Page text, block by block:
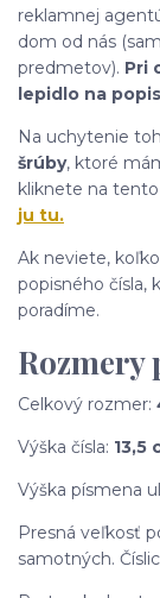
reklamnej
dom od nás
predmetov). Pri
lepidlo na
Na uchytenie
šrúby, ktoré
kliknete na tento
ju tu.
Ak neviete,
popisného čísla,
poradíme.
Rozmery
Celkový rozmer:
Výška čísla: 13,5
Výška písmena
Presná veľkosť
samotných.